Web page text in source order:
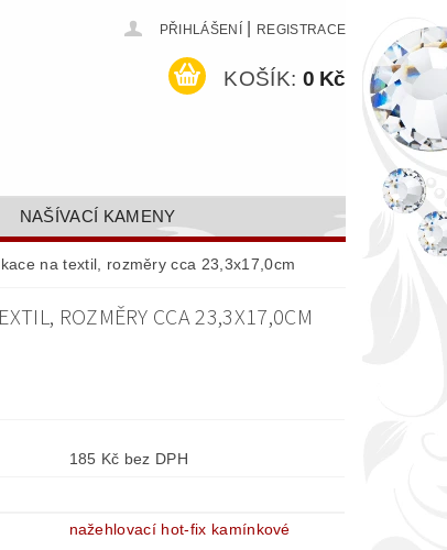
PŘIHLÁŠENÍ REGISTRACE
KOŠÍK: 0 Kč
NAŠÍVACÍ KAMENY
SLEVY GALERIE
na textil, rozměry cca 23,3x17,0cm
ROZMĚRY CCA 23,3X17,0CM
185 Kč bez DPH
nažehlovací hot-fix kamínkové